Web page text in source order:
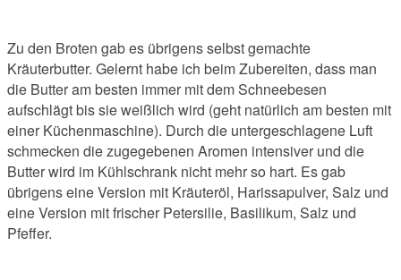
Zu den Broten gab es übrigens selbst gemachte
Kräuterbutter. Gelernt habe ich beim Zubereiten, dass man
die Butter am besten immer mit dem Schneebesen
aufschlägt bis sie weißlich wird (geht natürlich am besten mit
einer Küchenmaschine). Durch die untergeschlagene Luft
schmecken die zugegebenen Aromen intensiver und die
Butter wird im Kühlschrank nicht mehr so hart. Es gab
übrigens eine Version mit Kräuteröl, Harissapulver, Salz und
eine Version mit frischer Petersilie, Basilikum, Salz und
Pfeffer.